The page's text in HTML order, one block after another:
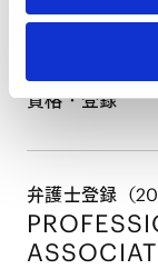
資格・登録
弁護士登録（